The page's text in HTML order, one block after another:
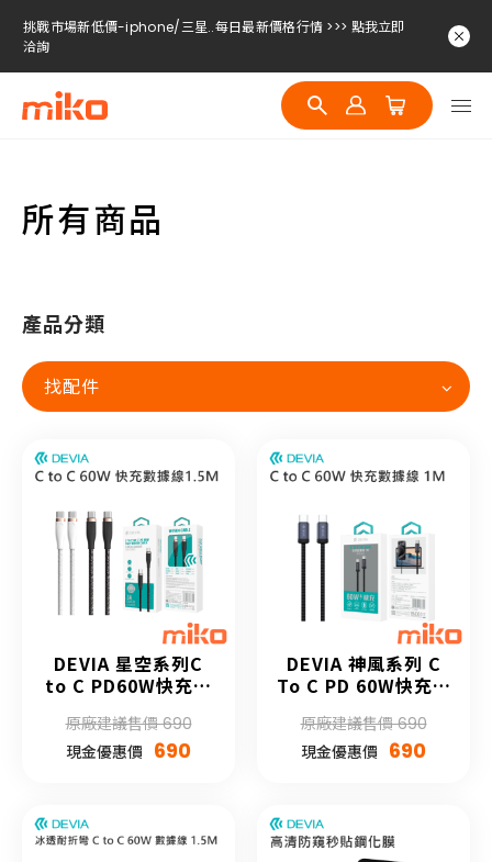
挑戰市場新低價-iphone/三星..每日最新價格行情 >>> 點我立即
洽詢
挑戰市場新低價-iphone/三星..每日最新價格行情 >>> 點我立即
洽詢
挑戰市場新低價-iphone/三星..每日最新價格行情 >>> 點我立即
所有商品
產品分類
找配件
DEVIA 星空系列C
to C PD60W快充數
原廠建議售價 690
現金優惠價 690
DEVIA 神風系列 C
To C PD 60W快充數
原廠建議售價 690
現金優惠價 690